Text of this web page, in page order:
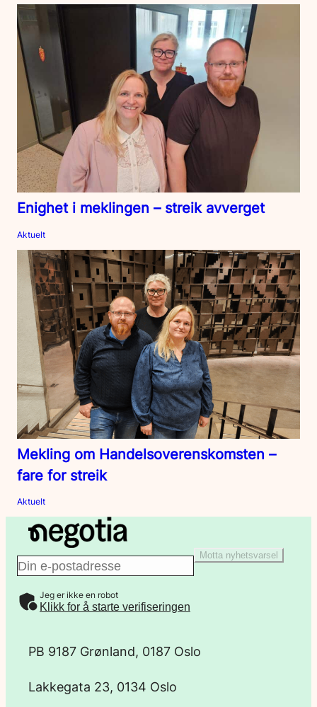
Enighet i meklingen – streik avverget
Aktuelt
Mekling om Handelsoverenskomsten –
fare for streik
Aktuelt
E
-
Motta nyhetsvarsel
Jeg er ikke en robot
Klikk for å starte verifiseringen
PB 9187 Grønland, 0187 Oslo
Lakkegata 23, 0134 Oslo